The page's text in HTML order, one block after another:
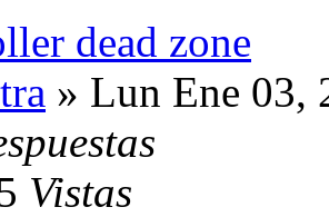
dead zone
» Lun Ene 03,
Vistas